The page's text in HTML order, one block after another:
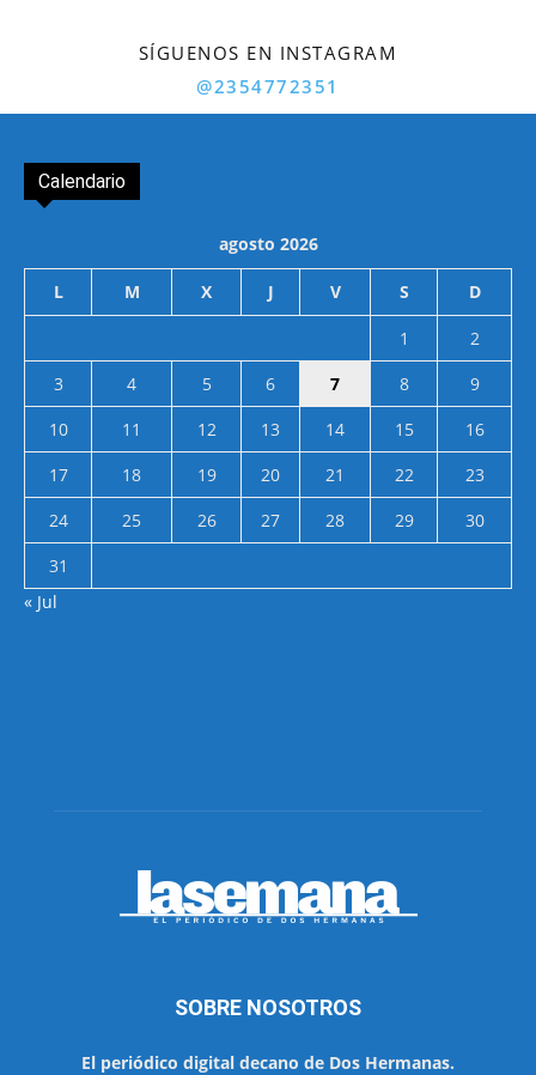
SÍGUENOS EN INSTAGRAM
@2354772351
Calendario
agosto 2026
L M X J V S D
1
2
3
4 5 6 7 8
9
10
11 12 13 14 15
16
17
18 19 20 21 22
23
24
25 26 27 28 29
30
31
« Jul
SOBRE NOSOTROS
El periódico digital decano de Dos Hermanas.